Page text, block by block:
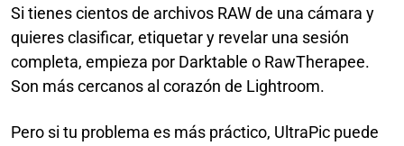
Si tienes cientos de archivos RAW de una cámara y
quieres clasificar, etiquetar y revelar una sesión
completa, empieza por Darktable o RawTherapee.
Son más cercanos al corazón de Lightroom.
Pero si tu problema es más práctico, UltraPic puede